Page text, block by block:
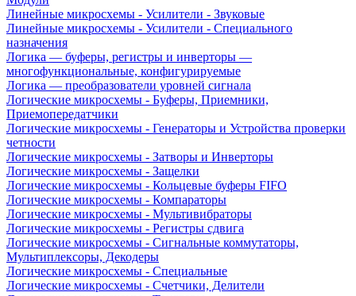
Линейные микросхемы - Усилители - Звуковые
Линейные микросхемы - Усилители - Специального
назначения
Логика — буферы, регистры и инверторы —
многофункциональные, конфигурируемые
Логика — преобразователи уровней сигнала
Логические микросхемы - Буферы, Приемники,
Приемопередатчики
Логические микросхемы - Генераторы и Устройства проверки
четности
Логические микросхемы - Затворы и Инверторы
Логические микросхемы - Защелки
Логические микросхемы - Кольцевые буферы FIFO
Логические микросхемы - Компараторы
Логические микросхемы - Мультивибраторы
Логические микросхемы - Регистры сдвига
Логические микросхемы - Сигнальные коммутаторы,
Мультиплексоры, Декодеры
Логические микросхемы - Специальные
Логические микросхемы - Счетчики, Делители